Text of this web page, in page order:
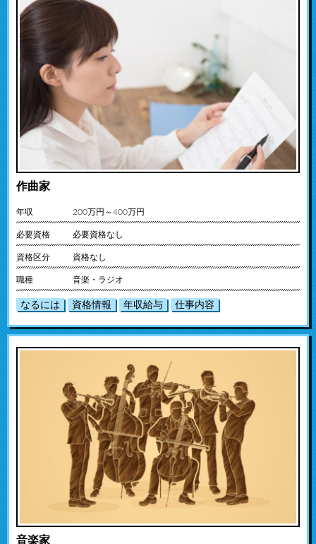
作曲家
年収 200万円～400万円
必要資格 必要資格なし
資格区分 資格なし
職種 音楽・ラジオ
なるには 資格情報 年収給与 仕事内容
音楽家